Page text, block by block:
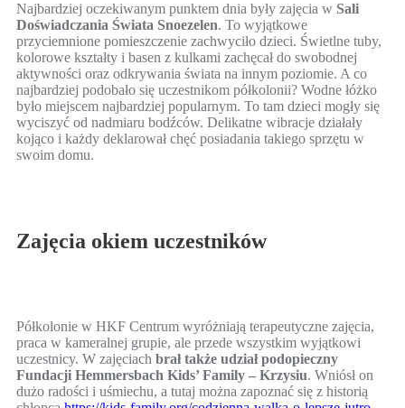
Najbardziej oczekiwanym punktem dnia były zajęcia w Sali
Doświadczania Świata Snoezelen. To wyjątkowe
przyciemnione pomieszczenie zachwyciło dzieci. Świetlne tuby,
kolorowe kształty i basen z kulkami zachęcał do swobodnej
aktywności oraz odkrywania świata na innym poziomie. A co
najbardziej podobało się uczestnikom półkolonii? Wodne łóżko
było miejscem najbardziej popularnym. To tam dzieci mogły się
wyciszyć od nadmiaru bodźców. Delikatne wibracje działały
kojąco i każdy deklarował chęć posiadania takiego sprzętu w
swoim domu.
Zajęcia okiem uczestników
Półkolonie w HKF Centrum wyróżniają terapeutyczne zajęcia,
praca w kameralnej grupie, ale przede wszystkim wyjątkowi
uczestnicy. W zajęciach brał także udział podopieczny
Fundacji Hemmersbach Kids’ Family – Krzysiu. Wniósł on
dużo radości i uśmiechu, a tutaj można zapoznać się z historią